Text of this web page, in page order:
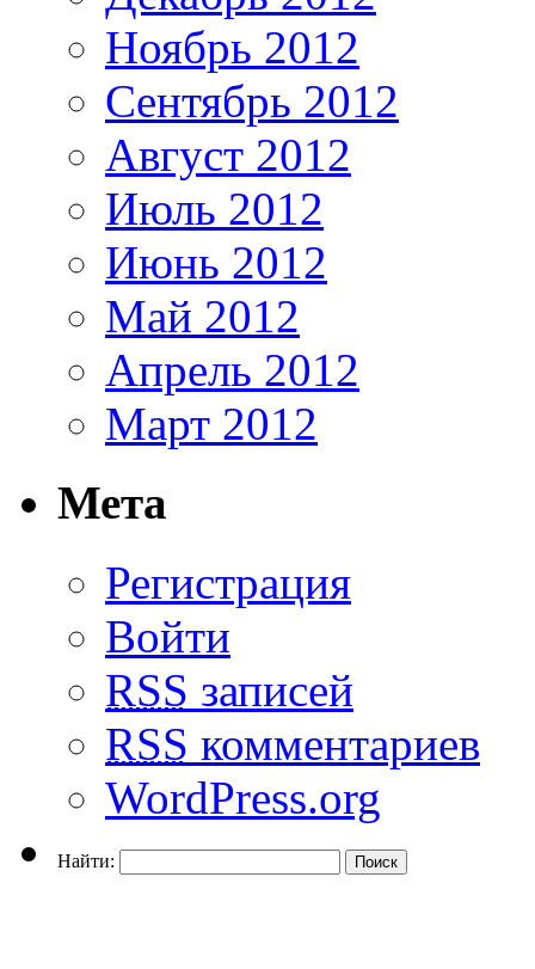
Ноябрь 2012
Сентябрь 2012
Август 2012
Июль 2012
Июнь 2012
Май 2012
Апрель 2012
Март 2012
Мета
Регистрация
Войти
RSS записей
RSS комментариев
WordPress.org
Найти: